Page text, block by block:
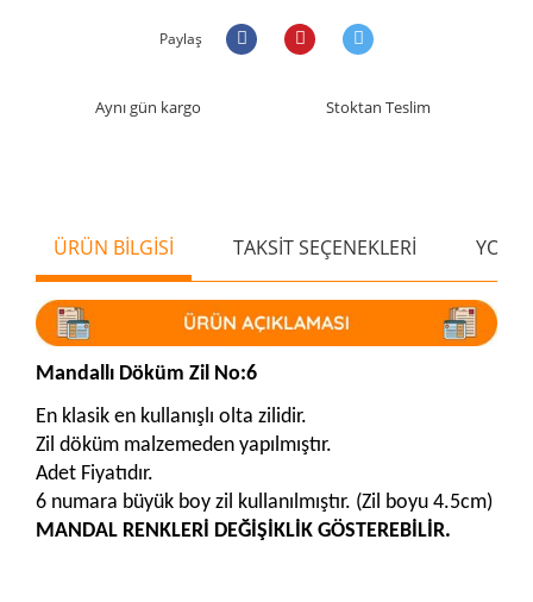
Paylaş
Aynı gün kargo Stoktan Teslim
ÜRÜN BİLGİSİ TAKSİT SEÇENEKLERİ
Mandallı Döküm Zil No:6
En klasik en kullanışlı olta zilidir.
Zil döküm malzemeden yapılmıştır.
Adet Fiyatıdır.
6 numara büyük boy zil kullanılmıştır. (Zil boyu 4.5cm)
MANDAL RENKLERİ DEĞİŞİKLİK GÖSTEREBİLİR.